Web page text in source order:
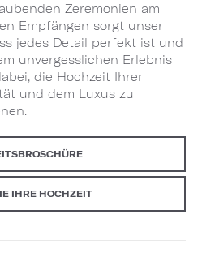
Zeremonien am
Empfängen sorgt unser
jedes Detail perfekt ist und
unvergesslichen Erlebnis
die Hochzeit Ihrer
und dem Luxus zu
IHRE HOCHZEIT